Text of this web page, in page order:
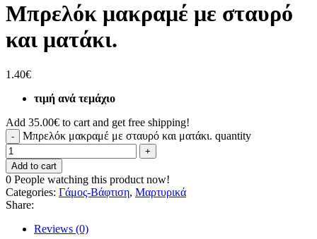
Μπρελόκ μακραμέ με σταυρό
και ματάκι.
1.40€
τιμή ανά τεμάχιο
Add 35.00€ to cart and get free shipping!
Μπρελόκ μακραμέ με σταυρό και ματάκι. quantity
Add to cart
0 People watching this product now!
Categories: Γάμος-Βάφτιση, Μαρτυρικά
Share:
Reviews (0)